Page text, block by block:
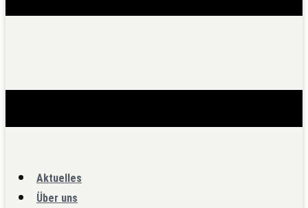
Aktuelles
Über uns